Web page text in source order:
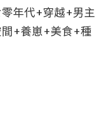
年代+穿越+男主
+養崽+美食+種